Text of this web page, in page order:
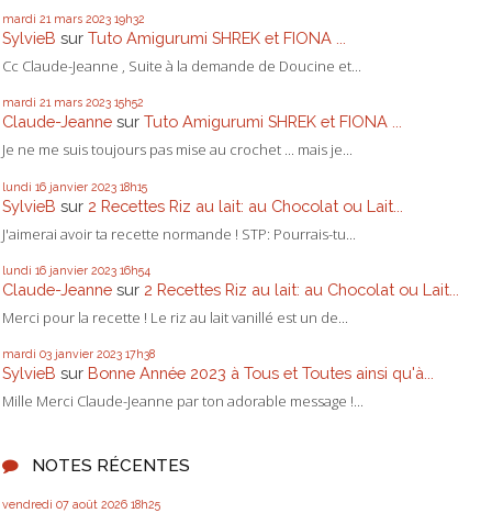
mardi 21 mars 2023 19h32
SylvieB sur Tuto Amigurumi SHREK et FIONA ...
Cc Claude-Jeanne , Suite à la demande de Doucine et...
mardi 21 mars 2023 15h52
Claude-Jeanne sur Tuto Amigurumi SHREK et FIONA ...
Je ne me suis toujours pas mise au crochet ... mais je...
lundi 16 janvier 2023 18h15
SylvieB sur 2 Recettes Riz au lait: au Chocolat ou Lait...
J'aimerai avoir ta recette normande ! STP: Pourrais-tu...
lundi 16 janvier 2023 16h54
Claude-Jeanne sur 2 Recettes Riz au lait: au Chocolat ou Lait...
Merci pour la recette ! Le riz au lait vanillé est un de...
mardi 03 janvier 2023 17h38
SylvieB sur Bonne Année 2023 à Tous et Toutes ainsi qu'à...
Mille Merci Claude-Jeanne par ton adorable message !...
NOTES RÉCENTES
vendredi 07 août 2026 18h25